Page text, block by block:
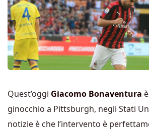
Quest’oggi Giacomo Bonaventura
ginocchio a Pittsburgh, negli Stati
notizie è che l’intervento è